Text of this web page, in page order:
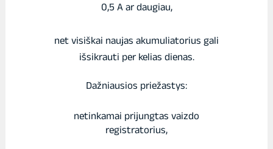
0,5 A ar daugiau,
net visiškai naujas akumuliatorius gali
išsikrauti per kelias dienas.
Dažniausios priežastys:
netinkamai prijungtas vaizdo
registratorius,